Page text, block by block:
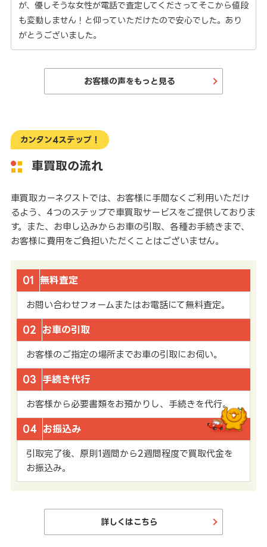
が、優しそうな女性が電話で査定してくださってそこから値段
も変動しません！と仰っていただけたので安心でした。あり
がとうございました。
お客様の声をもっと見る
カンタン4ステップ！
車買取の流れ
車買取カーネクストでは、お客様に手間なくご利用いただけ
るよう、4つのステップで車買取サービスをご提供しておりま
す。また、お申し込みからお車の引取、各種お手続きまで、
お客様に費用をご負担いただくことはございません。
01 無料査定
お問い合わせフォームまたはお電話にて無料査定。
02 お車の引取
お客様のご指定の場所までお車の引取にお伺い。
03 手続き代行
お客様から必要書類をお預かりし、手続きを代行。
04 お振込み
引取完了後、原則1週間から2週間程度で買取代金を
お振込み。
詳しくはこちら